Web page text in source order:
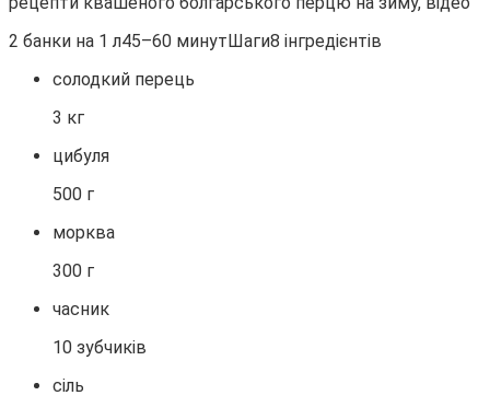
2 банки на 1 л45–60 минутШаги8 інгредієнтів
солодкий перець
3 кг
цибуля
500 г
морква
300 г
часник
10 зубчиків
сіль